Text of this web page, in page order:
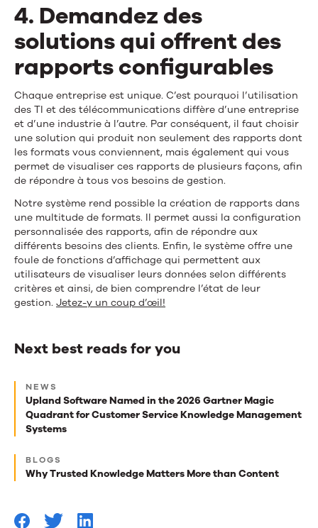
4. Demandez des
solutions qui offrent des
rapports configurables
Chaque entreprise est unique. C’est pourquoi l’utilisation
des TI et des télécommunications diffère d’une entreprise
et d’une industrie à l’autre. Par conséquent, il faut choisir
une solution qui produit non seulement des rapports dont
les formats vous conviennent, mais également qui vous
permet de visualiser ces rapports de plusieurs façons, afin
de répondre à tous vos besoins de gestion.
Notre système rend possible la création de rapports dans
une multitude de formats. Il permet aussi la configuration
personnalisée des rapports, afin de répondre aux
différents besoins des clients. Enfin, le système offre une
foule de fonctions d’affichage qui permettent aux
utilisateurs de visualiser leurs données selon différents
critères et ainsi, de bien comprendre l’état de leur
gestion. Jetez-y un coup d’œil!
Next best reads for you
Next
best
reads
for
you
NEWS
Upland Software Named in the 2026 Gartner Magic
Quadrant for Customer Service Knowledge Management
Systems
BLOGS
Why Trusted Knowledge Matters More than Content